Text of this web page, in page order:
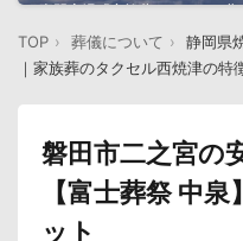
専門斎場「家族葬のタクセル北
矢部町」と特徴・料金・アクセ
ス情報
TOP 葬儀について
静岡県
｜家族葬のタクセル西焼津の特
磐田市二之宮の
【富士葬祭 中
ット